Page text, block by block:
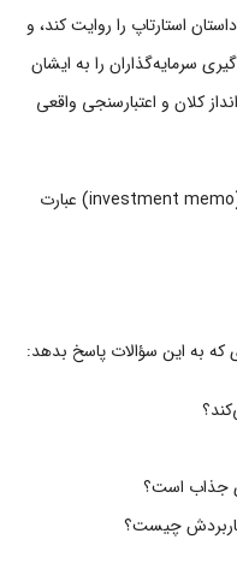
استارتاپ را روایت کند، و
سرمایه‌گذاران را به ایشان
کلان و اعتبارسنجی واقعی
محتوای پیشنهادیِ یادداشت سرمایه‌گذاری (investment memo) عبارت
که به این سؤالات پاسخ بدهد:
جذاب است؟
چیست؟